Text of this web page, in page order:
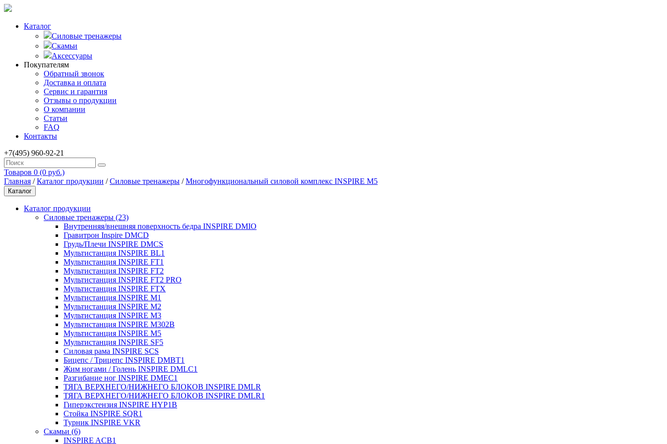
Каталог
Силовые тренажеры
Скамьи
Аксессуары
Покупателям
Обратный звонок
Доставка и оплата
Сервис и гарантия
Отзывы о продукции
О компании
Статьи
FAQ
Контакты
+7(495) 960-92-21
Товаров 0 (0 руб.)
Главная /Каталог продукции /Силовые тренажеры /Многофункциональный силовой комплекс INSPIRE M5
Каталог
Каталог продукции
Силовые тренажеры (23)
Внутренняя/внешняя поверхность бедра INSPIRE DMIO
Гравитрон Inspire DMCD
Грудь/Плечи INSPIRE DMCS
Мультистанция INSPIRE BL1
Мультистанция INSPIRE FT1
Мультистанция INSPIRE FT2
Мультистанция INSPIRE FT2 PRO
Мультистанция INSPIRE FTX
Мультистанция INSPIRE M1
Мультистанция INSPIRE M2
Мультистанция INSPIRE M3
Мультистанция INSPIRE M302B
Мультистанция INSPIRE M5
Мультистанция INSPIRE SF5
Силовая рама INSPIRE SCS
Бицепс / Трицепс INSPIRE DMBT1
Жим ногами / Голень INSPIRE DMLC1
Разгибание ног INSPIRE DMEC1
ТЯГА ВЕРХНЕГО/НИЖНЕГО БЛОКОВ INSPIRE DMLR
ТЯГА ВЕРХНЕГО/НИЖНЕГО БЛОКОВ INSPIRE DMLR1
Гиперэкстензия INSPIRE HYP1B
Стойка INSPIRE SQR1
Турник INSPIRE VKR
Скамьи (6)
INSPIRE ACB1